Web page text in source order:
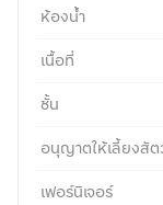
ห้องน้ำ
เนื้อที่
ชั้น
อนุญาตให้เลี้ยงสั
เฟอร์นิเจอร์